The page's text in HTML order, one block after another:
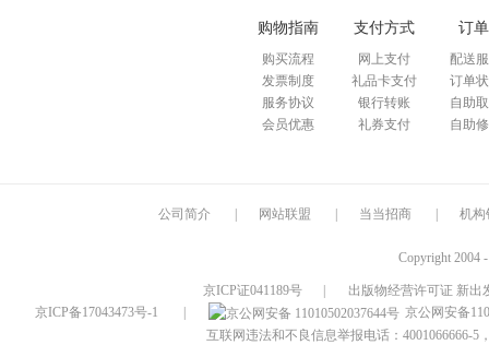
购物指南
购买流程
发票制度
服务协议
会员优惠
支付方式
网上支付
礼品卡支付
银行转账
礼券支付
订
配送
订单
自助
自助
公司简介 网站联盟 当当招商 机构
Copyright 2004
京ICP证041189号
出版物经营许可证 新出
京ICP备17043473号-1
京公网安备
互联网违法和不良信息举报电话：4001066666-5